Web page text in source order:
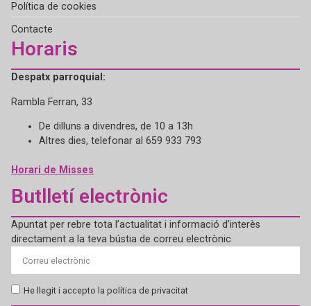
Política de cookies
Contacte
Horaris
Despatx parroquial:
Rambla Ferran, 33
De dilluns a divendres, de 10 a 13h
Altres dies, telefonar al 659 933 793
Horari de Misses
Butlletí electrònic
Apuntat per rebre tota l’actualitat i informació d’interès
directament a la teva bústia de correu electrònic
He llegit i accepto la política de privacitat